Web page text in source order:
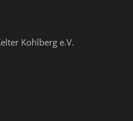
Kohlberg e.V.